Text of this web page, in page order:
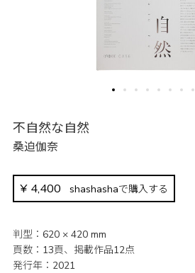
不自然な自然
桑迫伽奈
¥ 4,400 shashashaで購入する
判型
620 × 420 mm
頁数
13頁、掲載作品12点
発行年
2021